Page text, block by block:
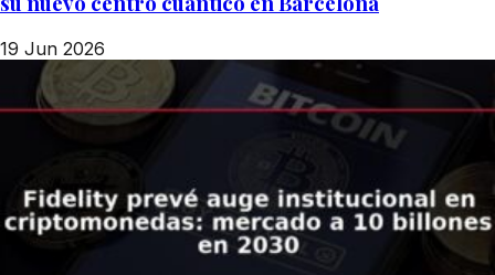
19 Jun 2026